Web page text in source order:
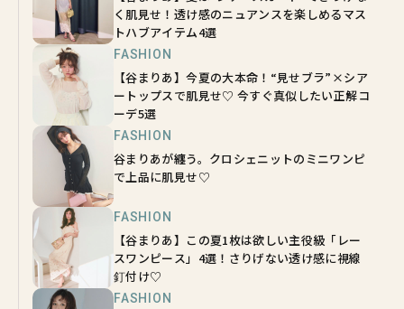
く肌見せ！透け感のニュアンスを楽しめるマス
トハブアイテム4選
FASHION
【谷まりあ】今夏の大本命！“見せブラ”×シア
ートップスで肌見せ♡ 今すぐ真似したい正解コ
ーデ5選
FASHION
谷まりあが纏う。クロシェニットのミニワンピ
で上品に肌見せ♡
FASHION
【谷まりあ】この夏1枚は欲しい主役級「レー
スワンピース」4選！さりげない透け感に視線
釘付け♡
FASHION